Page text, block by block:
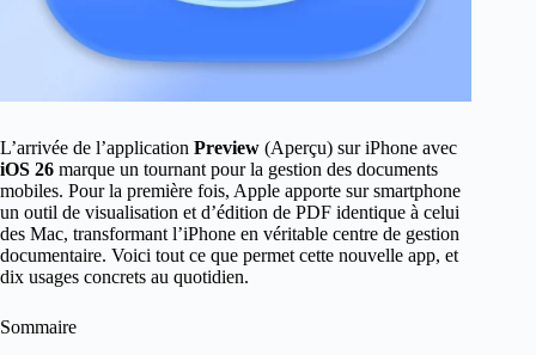
L’arrivée de l’application Preview (Aperçu) sur iPhone avec
iOS 26 marque un tournant pour la gestion des documents
mobiles. Pour la première fois, Apple apporte sur smartphone
un outil de visualisation et d’édition de PDF identique à celui
des Mac, transformant l’iPhone en véritable centre de gestion
documentaire. Voici tout ce que permet cette nouvelle app, et
dix usages concrets au quotidien.
Sommaire